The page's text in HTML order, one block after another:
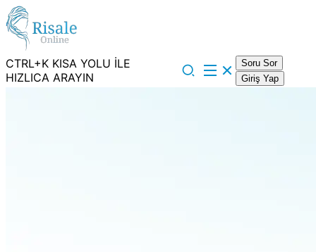
CTRL+K KISA YOLU İLE
HIZLICA ARAYIN
Soru Sor
Giriş Yap